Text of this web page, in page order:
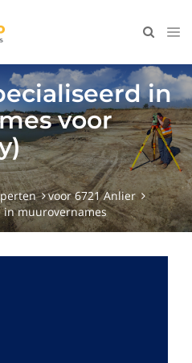
in
voor
voor 6721 Anlier
in muurovernames